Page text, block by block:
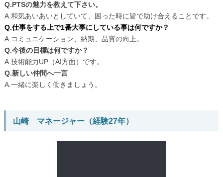
Q.PTSの魅力を教えて下さい。
A.和気あいあいとしていて、困った時に皆で助け合えることです。
Q.仕事をする上で1番大事にしている事は何ですか？
A.コミュニケーション、納期、品質の向上。
Q.今後の目標は何ですか？
A.技術能力UP（AI方面）です。
Q.新しい仲間へ一言
A.一緒に楽しく働きましょう。
山崎 マネージャー（経験27年）